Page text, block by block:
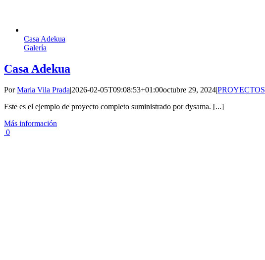
Casa Adekua
Galería
Casa Adekua
PorMaria Vila Prada|2026-02-05T09:08:53+01:00octubre 29, 2024|PROYECTOS
Este es el ejemplo de proyecto completo suministrado por dysama. [...]
Más información
0